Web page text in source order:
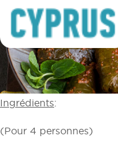
Ingrédients:
(Pour 4 personnes)